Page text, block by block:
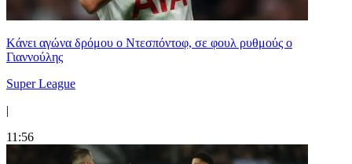
Kάνει αγώνα δρόμου ο Ντεσπόντοφ, σε φουλ ρυθμούς ο
Γιαννούλης
Super League
|
11:56